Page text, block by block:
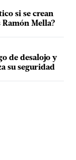
si se crean
Ramón Mella?
de desalojo y
su seguridad